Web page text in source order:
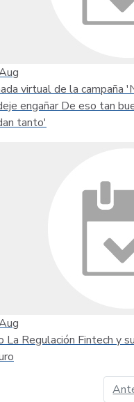
virtual de la campaña
engañar De eso tan
tanto'
La Regulación Fintech y su